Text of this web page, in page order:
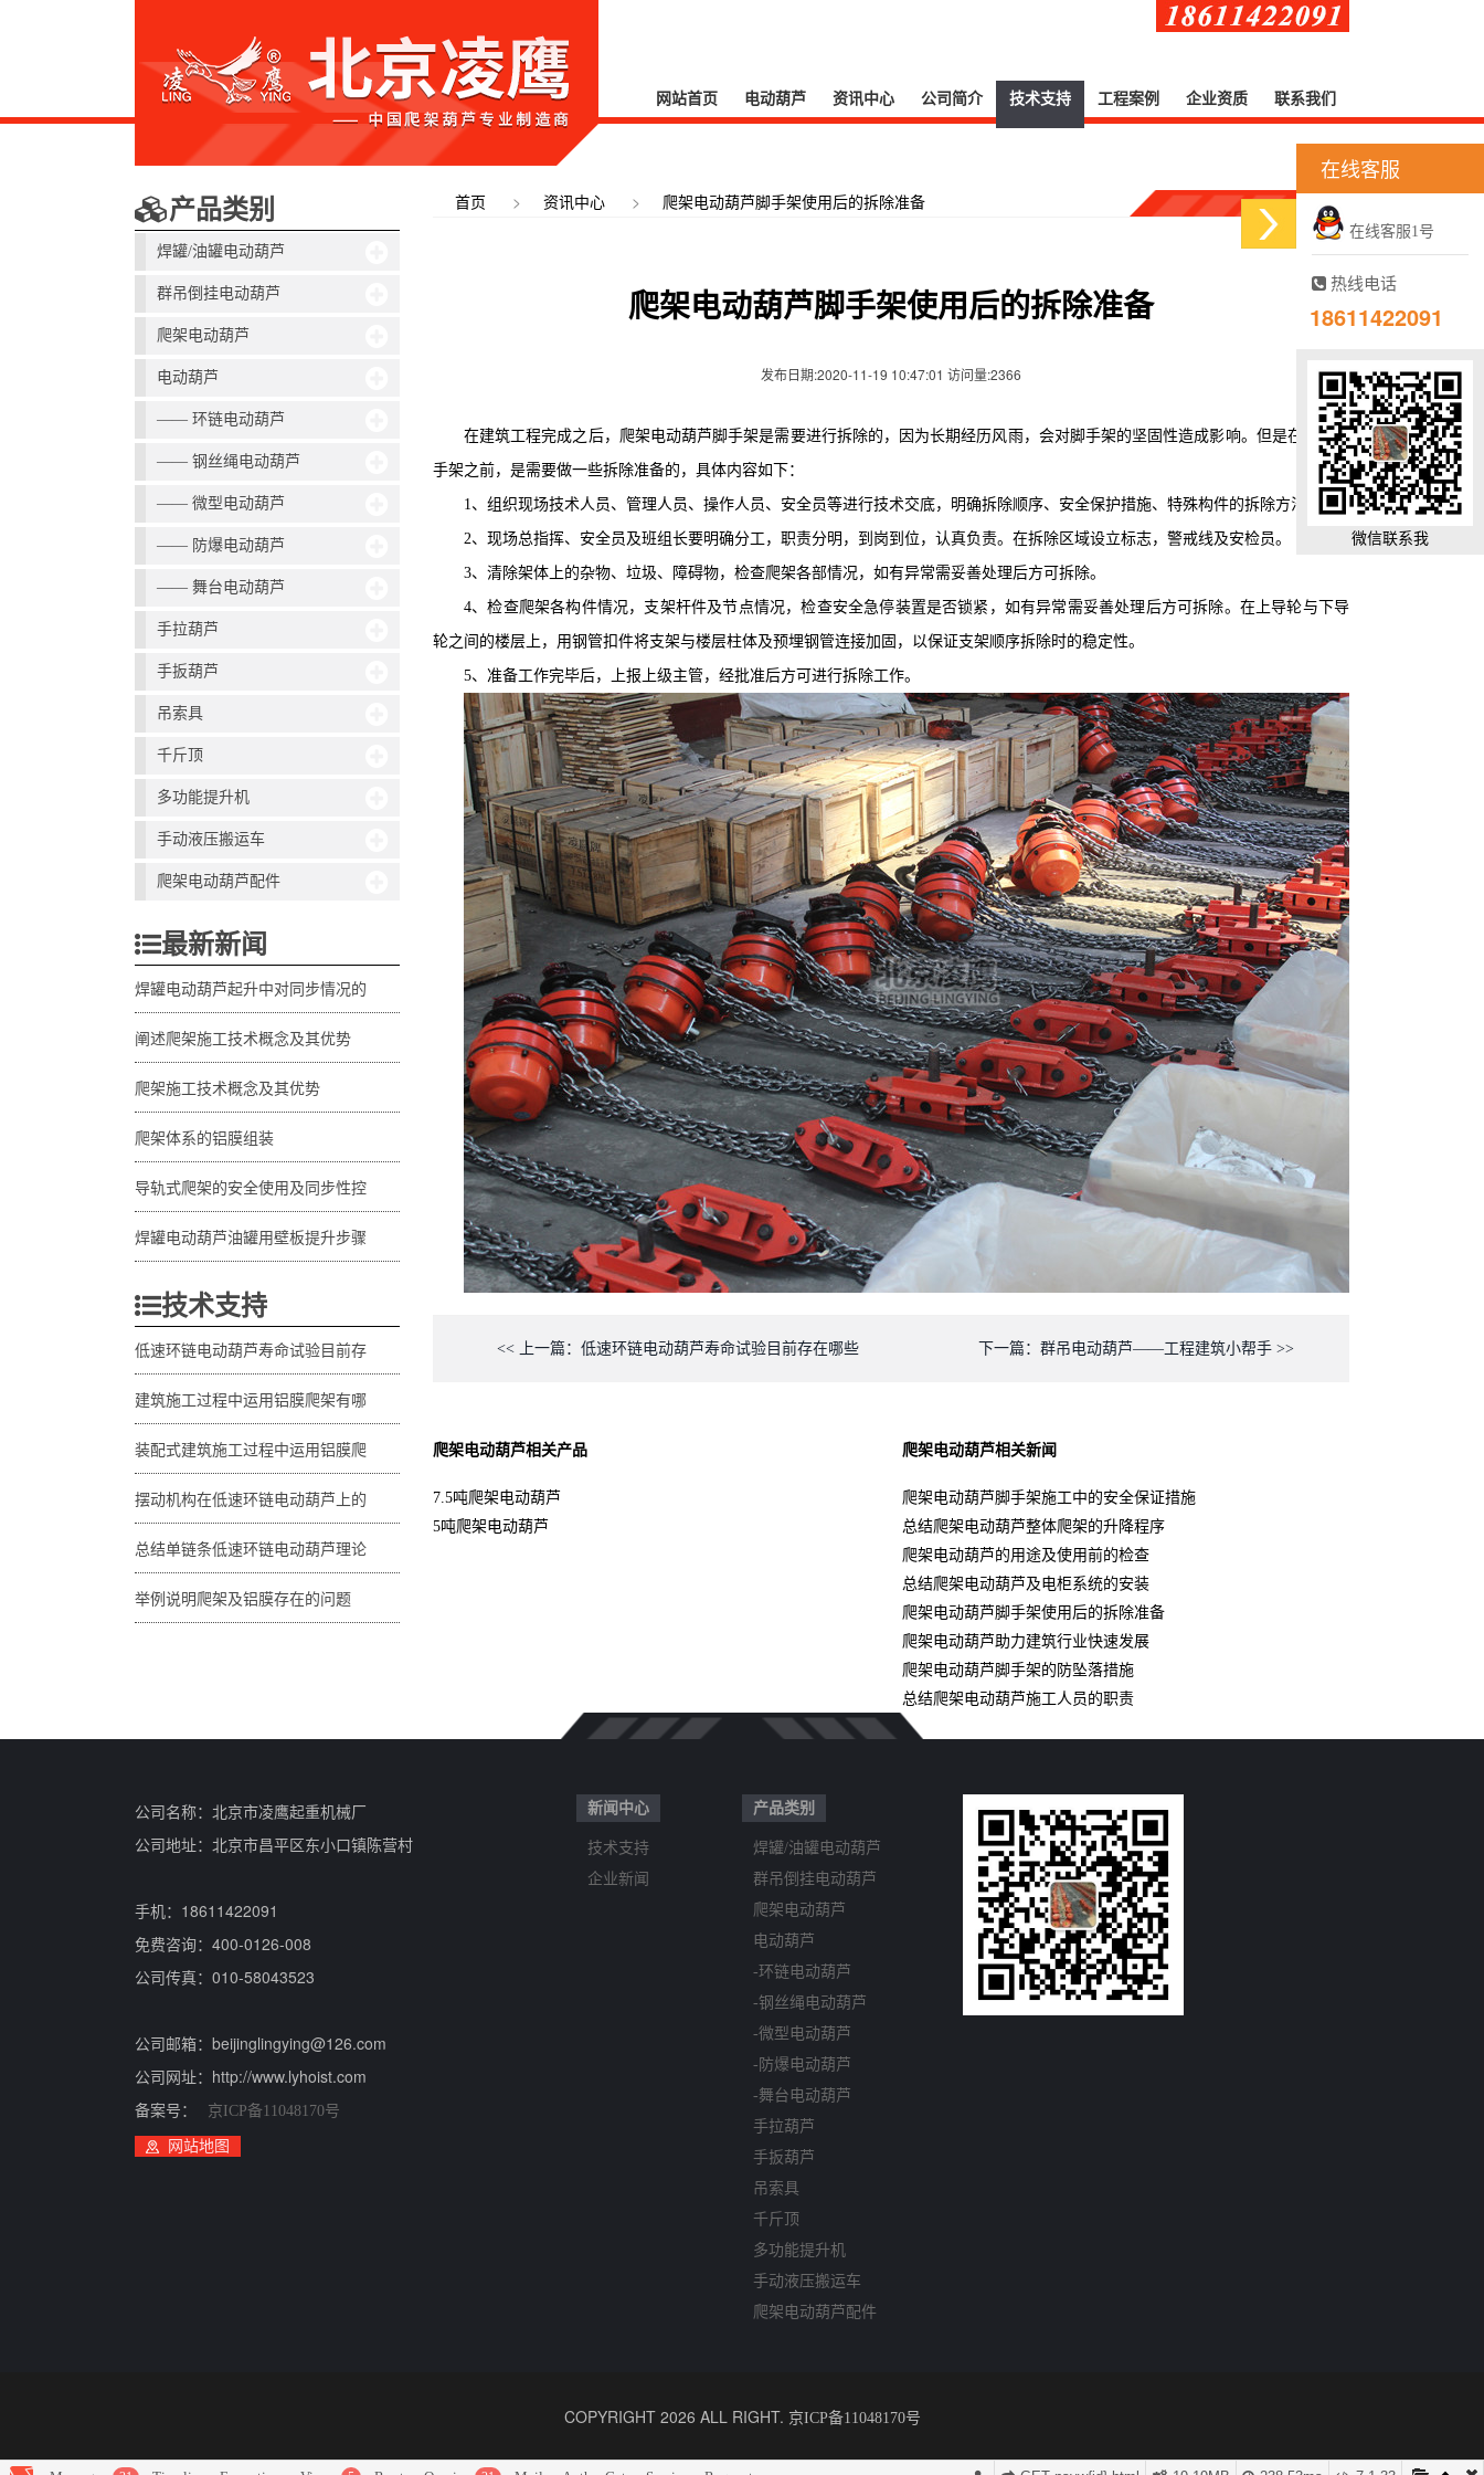
网站首页 电动葫芦 资讯中心 公司简介 技术支持 工程案例 企业资质 联系我们
产品类别
焊罐/油罐电动葫芦
群吊倒挂电动葫芦
爬架电动葫芦
电动葫芦
—— 环链电动葫芦
—— 钢丝绳电动葫芦
—— 微型电动葫芦
—— 防爆电动葫芦
—— 舞台电动葫芦
手拉葫芦
手扳葫芦
吊索具
千斤顶
多功能提升机
手动液压搬运车
爬架电动葫芦配件
最新新闻
焊罐电动葫芦起升中对同步情况的
阐述爬架施工技术概念及其优势
爬架施工技术概念及其优势
爬架体系的铝膜组装
导轨式爬架的安全使用及同步性控
焊罐电动葫芦油罐用壁板提升步骤
技术支持
低速环链电动葫芦寿命试验目前存
建筑施工过程中运用铝膜爬架有哪
装配式建筑施工过程中运用铝膜爬
摆动机构在低速环链电动葫芦上的
总结单链条低速环链电动葫芦理论
举例说明爬架及铝膜存在的问题
首页 > 资讯中心 > 爬架电动葫芦脚手架使用后的拆除准备
爬架电动葫芦脚手架使用后的拆除准备
发布日期:2020-11-19 10:47:01 访问量:2366
在建筑工程完成之后，爬架电动葫芦脚手架是需要进行拆除的，因为长期经历风雨，会对脚手架的坚固性造成影响。但是在拆除脚
手架之前，是需要做一些拆除准备的，具体内容如下：
1、组织现场技术人员、管理人员、操作人员、安全员等进行技术交底，明确拆除顺序、安全保护措施、特殊构件的拆除方法。
2、现场总指挥、安全员及班组长要明确分工，职责分明，到岗到位，认真负责。在拆除区域设立标志，警戒线及安检员。
3、清除架体上的杂物、垃圾、障碍物，检查爬架各部情况，如有异常需妥善处理后方可拆除。
4、检查爬架各构件情况，支架杆件及节点情况，检查安全急停装置是否锁紧，如有异常需妥善处理后方可拆除。在上导轮与下导
轮之间的楼层上，用钢管扣件将支架与楼层柱体及预埋钢管连接加固，以保证支架顺序拆除时的稳定性。
5、准备工作完毕后，上报上级主管，经批准后方可进行拆除工作。
<< 上一篇：低速环链电动葫芦寿命试验目前存在哪些 下一篇：群吊电动葫芦——工程建筑小帮手 >>
爬架电动葫芦相关产品
7.5吨爬架电动葫芦
5吨爬架电动葫芦
爬架电动葫芦相关新闻
爬架电动葫芦脚手架施工中的安全保证措施
总结爬架电动葫芦整体爬架的升降程序
爬架电动葫芦的用途及使用前的检查
总结爬架电动葫芦及电柜系统的安装
爬架电动葫芦脚手架使用后的拆除准备
爬架电动葫芦助力建筑行业快速发展
爬架电动葫芦脚手架的防坠落措施
总结爬架电动葫芦施工人员的职责
公司名称：北京市凌鹰起重机械厂
公司地址：北京市昌平区东小口镇陈营村
手机：18611422091
免费咨询：400-0126-008
公司传真：010-58043523
公司邮箱：beijinglingying@126.com
公司网址：http://www.lyhoist.com
备案号：
京ICP备11048170号
网站地图
新闻中心
技术支持
企业新闻
产品类别
焊罐/油罐电动葫芦
群吊倒挂电动葫芦
爬架电动葫芦
电动葫芦
-环链电动葫芦
-钢丝绳电动葫芦
-微型电动葫芦
-防爆电动葫芦
-舞台电动葫芦
手拉葫芦
手扳葫芦
吊索具
千斤顶
多功能提升机
手动液压搬运车
爬架电动葫芦配件
COPYRIGHT 2026 ALL RIGHT. 京ICP备11048170号
在线客服
在线客服1号
热线电话
18611422091
微信联系我